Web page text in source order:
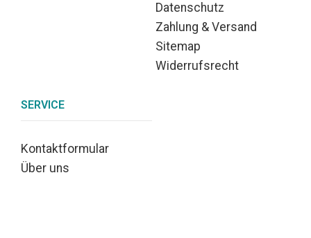
Datenschutz
Zahlung & Versand
Sitemap
Widerrufsrecht
SERVICE
Kontaktformular
Über uns